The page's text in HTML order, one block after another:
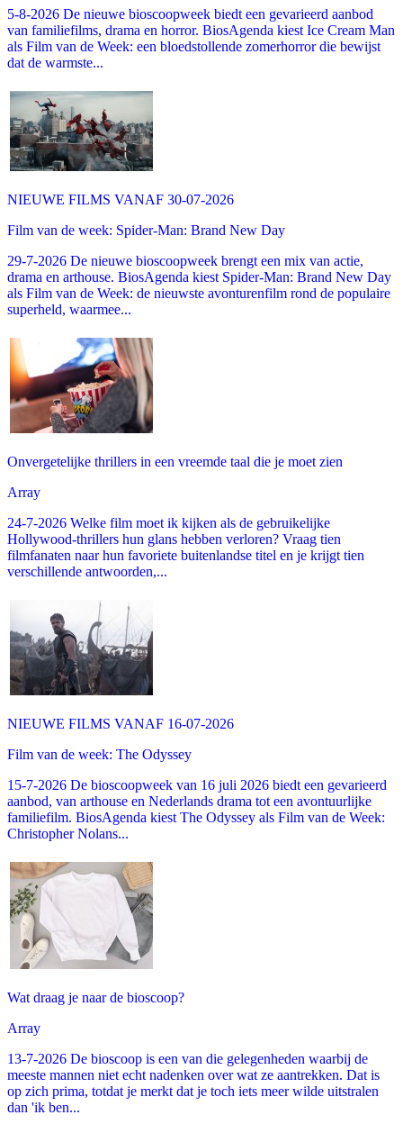
5-8-2026 De nieuwe bioscoopweek biedt een gevarieerd aanbod
van familiefilms, drama en horror. BiosAgenda kiest Ice Cream Man
als Film van de Week: een bloedstollende zomerhorror die bewijst
dat de warmste...
NIEUWE FILMS VANAF 30-07-2026
Film van de week: Spider-Man: Brand New Day
29-7-2026 De nieuwe bioscoopweek brengt een mix van actie,
drama en arthouse. BiosAgenda kiest Spider-Man: Brand New Day
als Film van de Week: de nieuwste avonturenfilm rond de populaire
superheld, waarmee...
Onvergetelijke thrillers in een vreemde taal die je moet zien
Array
24-7-2026 Welke film moet ik kijken als de gebruikelijke
Hollywood-thrillers hun glans hebben verloren? Vraag tien
filmfanaten naar hun favoriete buitenlandse titel en je krijgt tien
verschillende antwoorden,...
NIEUWE FILMS VANAF 16-07-2026
Film van de week: The Odyssey
15-7-2026 De bioscoopweek van 16 juli 2026 biedt een gevarieerd
aanbod, van arthouse en Nederlands drama tot een avontuurlijke
familiefilm. BiosAgenda kiest The Odyssey als Film van de Week:
Christopher Nolans...
Wat draag je naar de bioscoop?
Array
13-7-2026 De bioscoop is een van die gelegenheden waarbij de
meeste mannen niet echt nadenken over wat ze aantrekken. Dat is
op zich prima, totdat je merkt dat je toch iets meer wilde uitstralen
dan 'ik ben...